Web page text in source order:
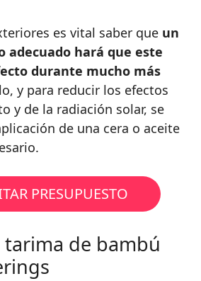
es vital saber que un
adecuado hará que este
durante mucho más
y para reducir los efectos
y de la radiación solar, se
de una cera o aceite
PRESUPUESTO
de bambú